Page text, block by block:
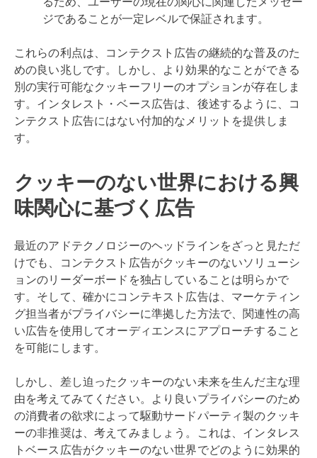
ジであることが一定レベルで保証されます。
これらの利点は、コンテクスト広告の継続的な普及のた
めの良い兆しです。しかし、より効果的なことができる
別の実行可能なクッキーフリーのオプションが存在しま
す。インタレスト・ベース広告は、後述するように、コ
ンテクスト広告にはない付加的なメリットを提供しま
す。
クッキーのない世界における興
味関心に基づく広告
最近のアドテクノロジーのヘッドラインをざっと見ただ
けでも、コンテクスト広告がクッキーのないソリューシ
ョンのリーダーボードを独占していることは明らかで
す。そして、確かにコンテキスト広告は、マーケティン
グ担当者がプライバシーに準拠した方法で、関連性の高
い広告を使用してオーディエンスにアプローチすること
を可能にします。
しかし、差し迫ったクッキーのない未来を生んだ主な理
由を考えてみてください。より良いプライバシーのため
の消費者の欲求によって駆動サードパーティ製のクッキ
ーの非推奨は、考えてみましょう。これは、インタレス
トベース広告がクッキーのない世界でどのように効果的